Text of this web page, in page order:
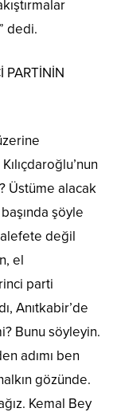
dedi.
PARTİNİN
Üstüme alacak
şöyle
değil
el
parti
Anıtkabir’de
Bunu söyleyin.
adımı ben
gözünde.
Kemal Bey